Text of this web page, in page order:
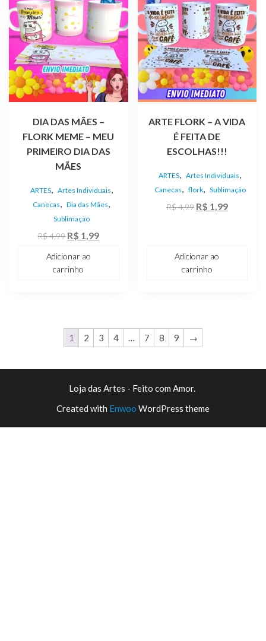
DIA DAS MÃES –
FLORK MEME – MEU
PRIMEIRO DIA DAS
MÃES
ARTES, Artes Individuais,
Canecas, Dia das Mães,
Sublimação
R$4,99 O
original
R$ 1,99O
Adicionar ao
carrinho
ARTE FLORK – A VIDA
É FEITA DE
ESCOLHAS!!!
ARTES, Artes Individuais,
Canecas, flork, Sublimação
R$4,99 O
R$ 4,99.
R$ 1,99O
Adicionar ao
carrinho
1 2 3 4 … 7 8 9 →
Loja das Artes - Feito com Amor.
Created with Enwoo WordPress theme